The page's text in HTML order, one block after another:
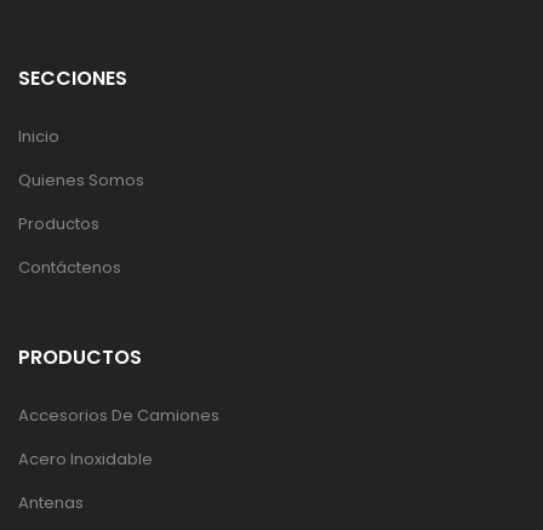
SECCIONES
Inicio
Quienes Somos
Productos
Contáctenos
PRODUCTOS
Accesorios De Camiones
Acero Inoxidable
Antenas